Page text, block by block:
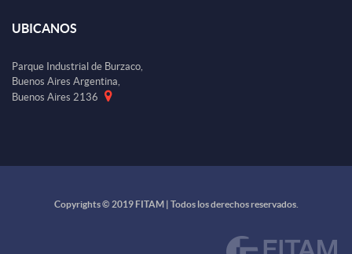
UBICANOS
Parque Industrial de Burzaco,
Buenos Aires Argentina,
Buenos Aires 2136
Copyrights © 2019 FITAM | Todos los derechos reservados.